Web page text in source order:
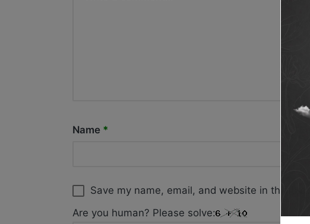
Name *
Save my name, email, and website in this
Are you human? Please solve: